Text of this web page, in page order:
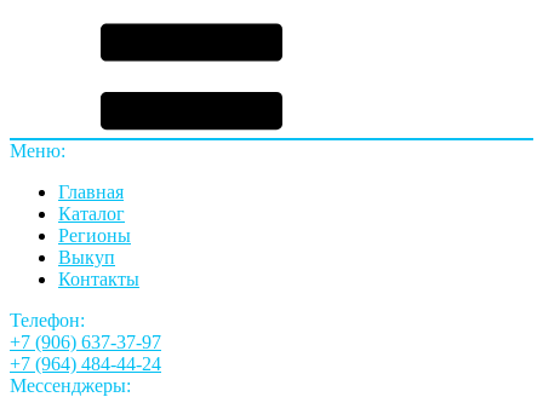
Меню:
Главная
Каталог
Регионы
Выкуп
Контакты
Телефон:
+7 (906) 637-37-97
+7 (964) 484-44-24
Мессенджеры: